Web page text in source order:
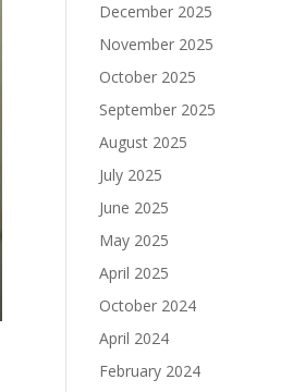
December 2025
November 2025
October 2025
September 2025
August 2025
July 2025
June 2025
May 2025
April 2025
October 2024
April 2024
February 2024